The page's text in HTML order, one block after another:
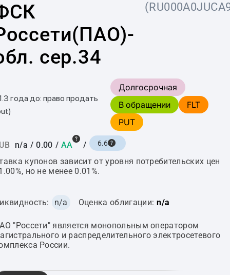
сер.34
года до: право продать
Долгосрочная
В обращении
FLT
PUT
n/a / 0.00 / AA / 6.6
купонов зависит от уровня потребительских цен
но не менее 0.01%.
n/a Оценка облигации: n/a
"Россети" является монопольным оператором
и распределительного электросетевого
России.